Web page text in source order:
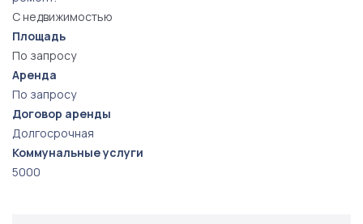
С недвижимостью
Площадь
По запросу
Аренда
По запросу
Договор аренды
Долгосрочная
Коммунальные услуги
5000